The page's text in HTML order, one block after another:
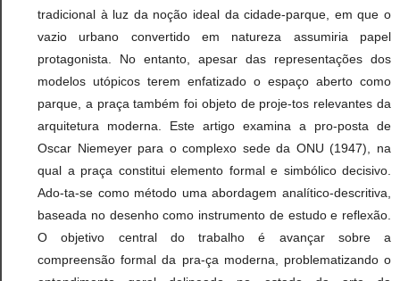
tradicional à luz da noção ideal da cidade-parque, em que o
vazio urbano convertido em natureza assumiria papel
protagonista. No entanto, apesar das representações dos
modelos utópicos terem enfatizado o espaço aberto como
parque, a praça também foi objeto de proje-tos relevantes da
arquitetura moderna. Este artigo examina a pro-posta de
Oscar Niemeyer para o complexo sede da ONU (1947), na
qual a praça constitui elemento formal e simbólico decisivo.
Ado-ta-se como método uma abordagem analítico-descritiva,
baseada no desenho como instrumento de estudo e reflexão.
O objetivo central do trabalho é avançar sobre a
compreensão formal da pra-ça moderna, problematizando o